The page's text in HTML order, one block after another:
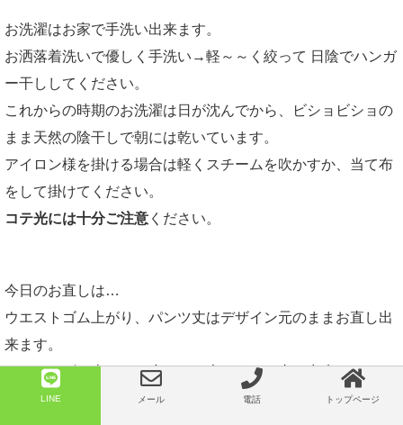
お洗濯はお家で手洗い出来ます。
お洒落着洗いで優しく手洗い→軽～～く絞って 日陰でハンガ
ー干ししてください。
これからの時期のお洗濯は日が沈んでから、ビショビショの
まま天然の陰干しで朝には乾いています。
アイロン様を掛ける場合は軽くスチームを吹かすか、当て布
をして掛けてください。
コテ光には十分ご注意 ください。
今日のお直しは…
ウエストゴム上がり、パンツ丈はデザイン元のままお直し出
来ます。
ウエストゴム上がりは小さくも大きくもお直し出来ます。
詳細はいつものようにライン メールでお気軽にお問い合わ
LINE メール 電話 トップページ